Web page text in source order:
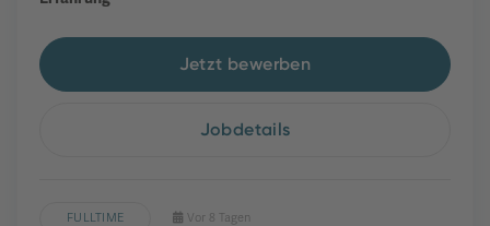
Jetzt bewerben
Jobdetails
FULLTIME Vor 8 Tagen